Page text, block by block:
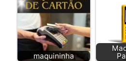
maquininha